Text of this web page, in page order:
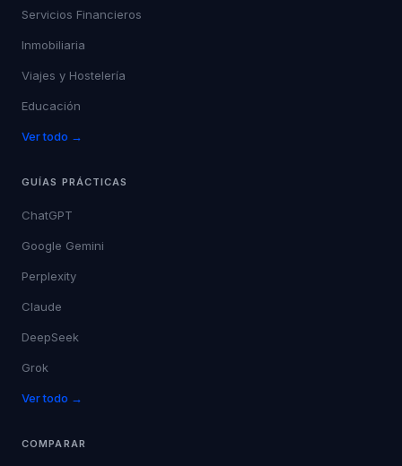
Servicios Financieros
Inmobiliaria
Viajes y Hostelería
Educación
Ver todo →
GUÍAS PRÁCTICAS
ChatGPT
Google Gemini
Perplexity
Claude
DeepSeek
Grok
Ver todo →
COMPARAR